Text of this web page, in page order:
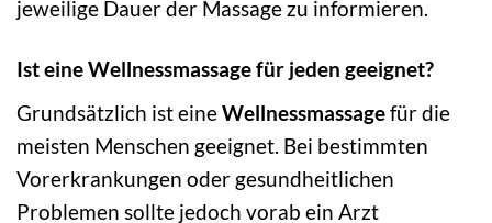
jeweilige Dauer der Massage zu informieren.
Ist eine Wellnessmassage für jeden geeignet?
Grundsätzlich ist eineWellnessmassagefür die
meisten Menschen geeignet. Bei bestimmten
Vorerkrankungen oder gesundheitlichen
Problemen sollte jedoch vorab ein Arzt